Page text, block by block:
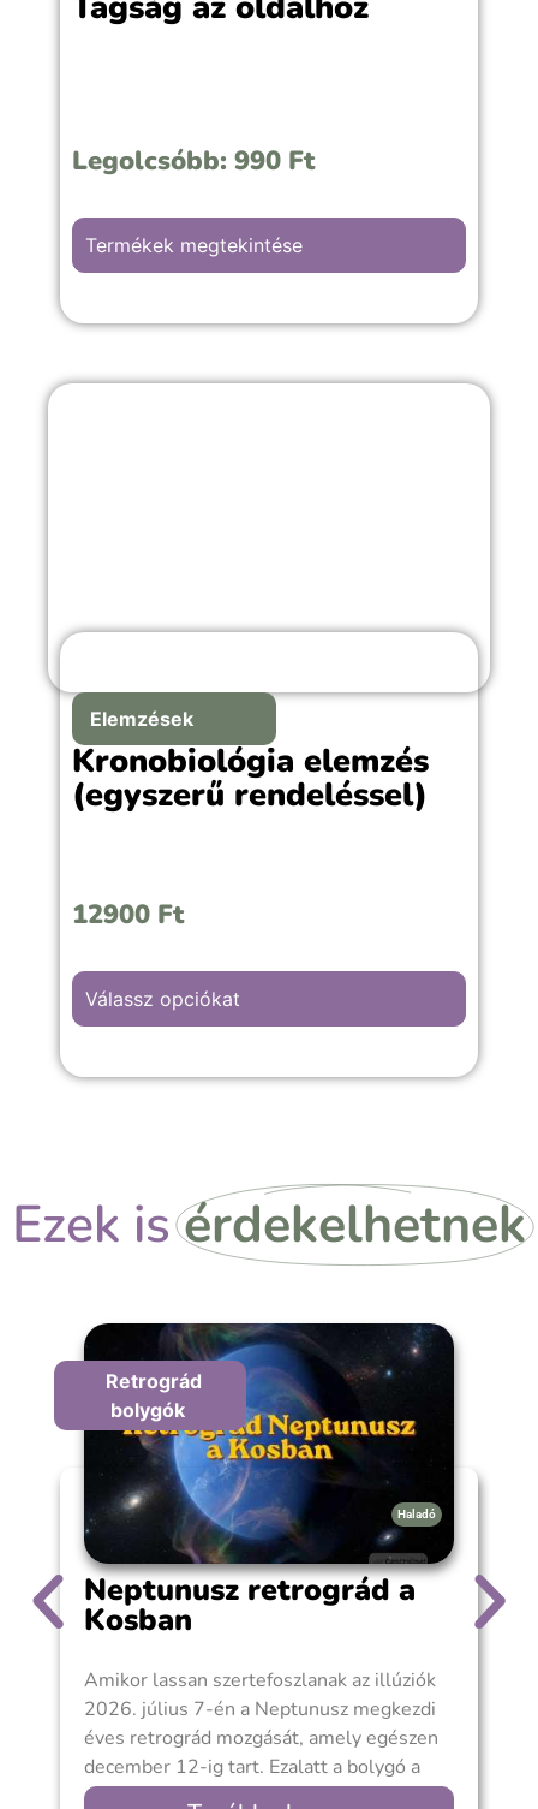
Legolcsóbb: 990 Ft
Termékek megtekintése
Elemzések
Kronobiológia elemzés
(egyszerű rendeléssel)
12900 Ft
Válassz opciókat
Ezek is érdekelhetnek
Retrográd
bolygók
Haladó
Neptunusz retrográd a
Kosban
Amikor lassan szertefoszlanak az illúziók
2026. július 7-én a Neptunusz megkezdi
éves retrográd mozgását, amely egészen
december 12-ig tart. Ezalatt a bolygó a
Kos 4°25′